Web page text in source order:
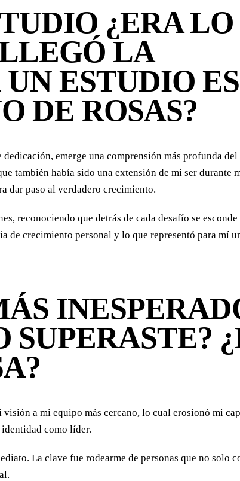
¿ERA LO
LA
ESTUDIO ES
DE ROSAS?
emerge una comprensión más profunda
también había sido una extensión de mi ser durante
dar paso al verdadero crecimiento.
reconociendo que detrás de cada desafío se
de crecimiento personal y lo que representó para mí
a mi equipo más cercano, lo cual erosionó mi
como líder.
La clave fue rodearme de personas que no solo